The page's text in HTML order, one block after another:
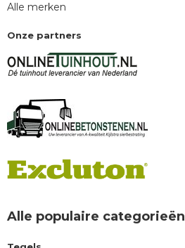
Alle merken
Onze partners
Alle populaire categorieën